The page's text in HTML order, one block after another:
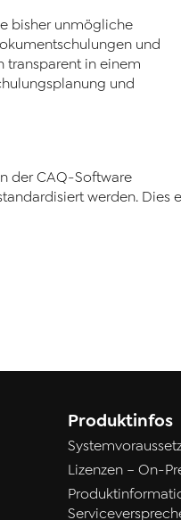
bisher unmögliche
und
transparent in einem
und
der CAQ-Software
werden.
Produktinfos
Lizenzen – On-